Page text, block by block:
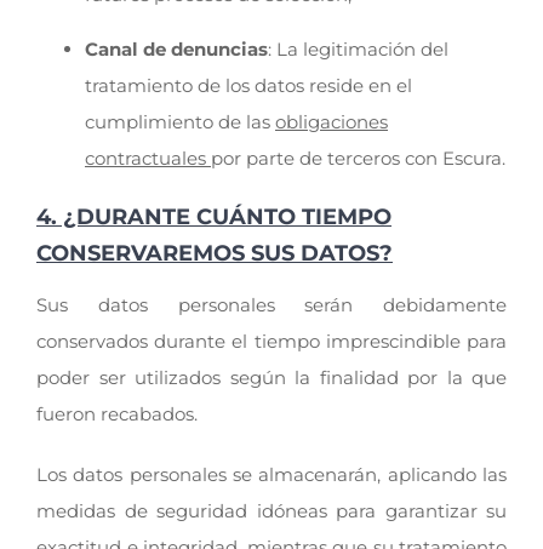
Canal de denuncias: La legitimación del
tratamiento de los datos reside en el
cumplimiento de las obligaciones
contractuales por parte de terceros con Escura.
4. ¿DURANTE CUÁNTO TIEMPO
CONSERVAREMOS SUS DATOS?
Sus datos personales serán debidamente
conservados durante el tiempo imprescindible para
poder ser utilizados según la finalidad por la que
fueron recabados.
Los datos personales se almacenarán, aplicando las
medidas de seguridad idóneas para garantizar su